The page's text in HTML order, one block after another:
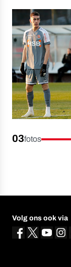
03fotos
Volg ons ook via